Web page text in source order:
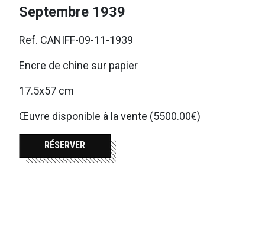
Septembre 1939
Ref. CANIFF-09-11-1939
Encre de chine sur papier
17.5x57 cm
Œuvre disponible à la vente (5500.00€)
RÉSERVER